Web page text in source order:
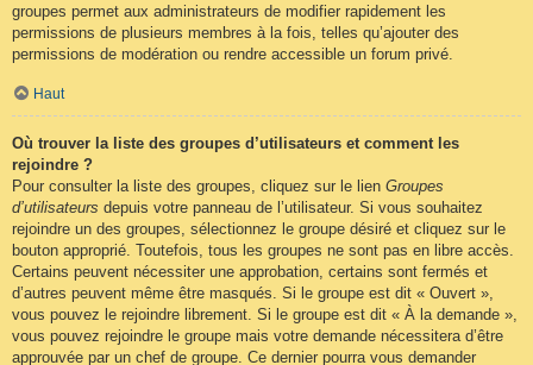
groupes permet aux administrateurs de modifier rapidement les
permissions de plusieurs membres à la fois, telles qu’ajouter des
permissions de modération ou rendre accessible un forum privé.
Haut
Où trouver la liste des groupes d’utilisateurs et comment les
rejoindre ?
Pour consulter la liste des groupes, cliquez sur le lien Groupes
d’utilisateurs depuis votre panneau de l’utilisateur. Si vous souhaitez
rejoindre un des groupes, sélectionnez le groupe désiré et cliquez sur le
bouton approprié. Toutefois, tous les groupes ne sont pas en libre accès.
Certains peuvent nécessiter une approbation, certains sont fermés et
d’autres peuvent même être masqués. Si le groupe est dit « Ouvert »,
vous pouvez le rejoindre librement. Si le groupe est dit « À la demande »,
vous pouvez rejoindre le groupe mais votre demande nécessitera d’être
approuvée par un chef de groupe. Ce dernier pourra vous demander